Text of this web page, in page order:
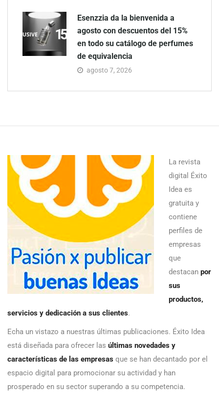
Esenzzia da la bienvenida a
agosto con descuentos del 15%
en todo su catálogo de perfumes
de equivalencia
agosto 7, 2026
La revista
digital Éxito
Idea es
gratuita y
contiene
perfiles de
empresas
que
destacan por
sus
productos,
servicios y dedicación a sus clientes.
Echa un vistazo a nuestras últimas publicaciones. Éxito Idea
está diseñada para ofrecer las últimas novedades y
características de las empresas que se han decantado por el
espacio digital para promocionar su actividad y han
prosperado en su sector superando a su competencia.